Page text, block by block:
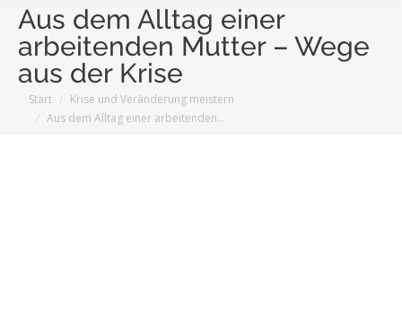
Aus dem Alltag einer
arbeitenden Mutter – Wege
aus der Krise
Sie befinden sich hier:
Start
Krise und Veränderung meistern
Aus dem Alltag einer arbeitenden…